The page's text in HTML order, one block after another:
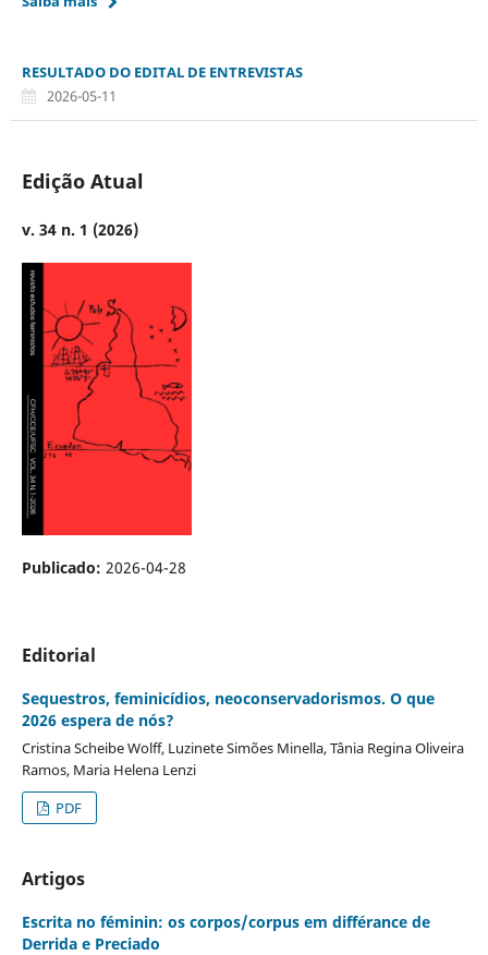
RESULTADO DO EDITAL DE ENTREVISTAS
2026-05-11
Edição Atual
v. 34 n. 1 (2026)
Publicado: 2026-04-28
Editorial
Sequestros, feminicídios, neoconservadorismos. O que
2026 espera de nós?
Cristina Scheibe Wolff, Luzinete Simões Minella, Tânia Regina Oliveira
Ramos, Maria Helena Lenzi
PDF
Artigos
Escrita no féminin: os corpos/corpus em différance de
Derrida e Preciado